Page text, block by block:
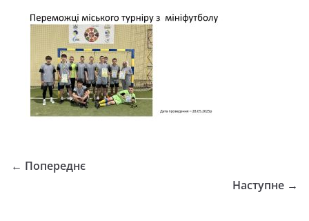
← Попереднє
Наступне →